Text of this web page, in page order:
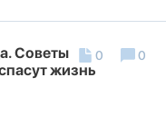
Советы
жизнь
0 0